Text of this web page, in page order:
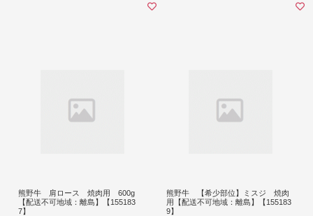
熊野牛 肩ロース 焼肉用 600g
【配送不可地域：離島】【155183
7】
熊野牛 【希少部位】ミスジ 焼肉
用【配送不可地域：離島】【155183
9】